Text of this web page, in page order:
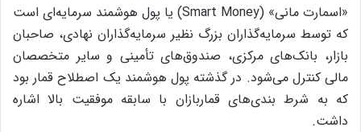
«اسمارت مانی» (Smart Money) یا پول هوشمند سرمایه‌ای است
که توسط سرمایه‌گذاران بزرگ نظیر سرمایه‌گذاران نهادی، صاحبان
بازار، بانک‌های مرکزی، صندوق‌های تأمینی و سایر متخصصان
مالی کنترل می‌شود. در گذشته پول هوشمند یک اصطلاح قمار بود
که به شرط بندی‌های قماربازان با سابقه موفقیت بالا اشاره
داشت.